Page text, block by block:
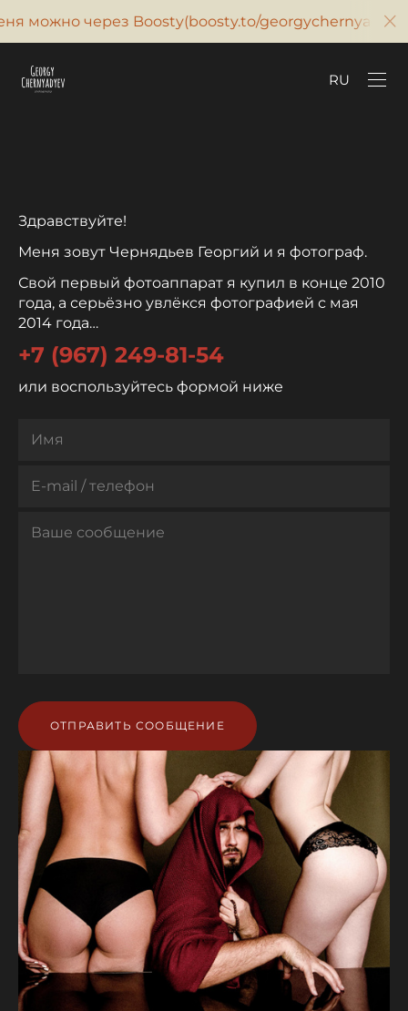
SUPPORT ON BOOSTY
можно через Boosty(boosty.to/
RU
Здравствуйте!
Меня зовут Чернядьев Георгий и я фотограф.
Свой первый фотоаппарат я купил в конце 2010
года, а серьёзно увлёкся фотографией с мая
2014 года…
+7 (967) 249-81-54
или воспользуйтесь формой ниже
ОТПРАВИТЬ СООБЩЕНИЕ